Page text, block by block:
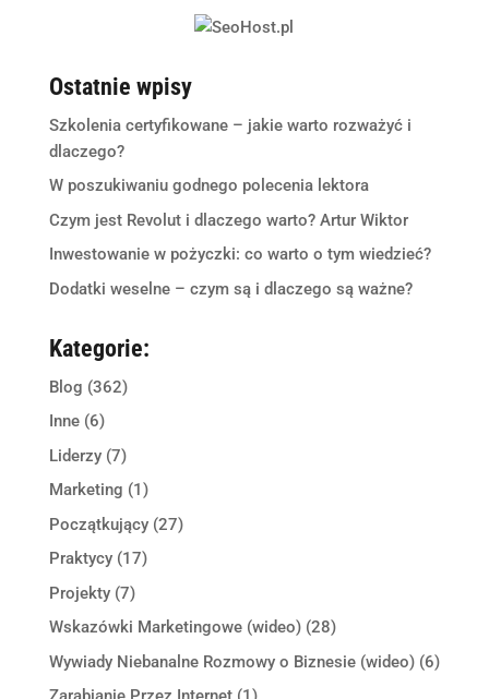
Ostatnie wpisy
Szkolenia certyfikowane – jakie warto rozważyć i
dlaczego?
W poszukiwaniu godnego polecenia lektora
Czym jest Revolut i dlaczego warto? Artur Wiktor
Inwestowanie w pożyczki: co warto o tym wiedzieć?
Dodatki weselne – czym są i dlaczego są ważne?
Kategorie:
Blog (362)
Inne(6)
Liderzy(7)
Marketing (1)
Początkujący(27)
Praktycy(17)
Projekty(7)
Wskazówki Marketingowe (wideo)(28)
Wywiady Niebanalne Rozmowy o Biznesie (wideo)(6)